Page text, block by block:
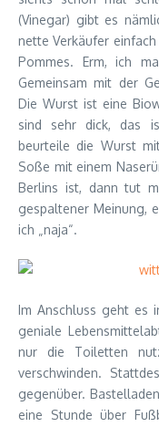
(Vinegar) gibt es
nette Verkäufer
Pommes. Erm, ich
Gemeinsam mit der
Die Wurst ist eine
sind sehr dick, das
beurteile die Wurst
Soße mit einem
Berlins ist, dann tut
gespaltener Meinung,
ich „naja“.
Im Anschluss geht es
geniale
nur die Toiletten
verschwinden.
gegenüber.
eine Stunde über